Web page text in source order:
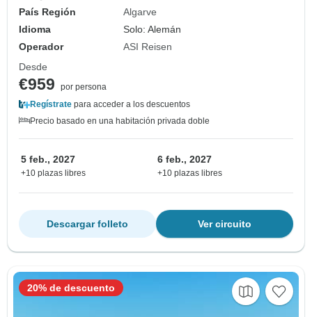
País Región
Algarve
Idioma
Solo: Alemán
Operador
ASI Reisen
Desde
€959
por persona
Regístrate para acceder a los descuentos
Precio basado en una habitación privada doble
5 feb., 2027
+10 plazas libres
6 feb., 2027
+10 plazas libres
Ver circuito
Descargar folleto
20% de descuento